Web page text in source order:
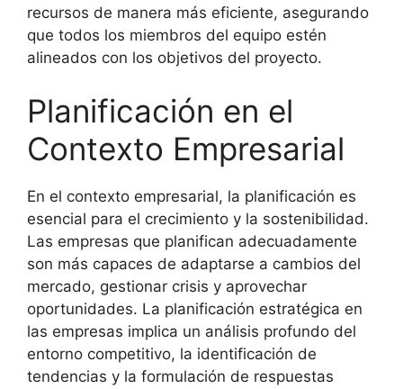
recursos de manera más eficiente, asegurando
que todos los miembros del equipo estén
alineados con los objetivos del proyecto.
Planificación en el
Contexto Empresarial
En el contexto empresarial, la planificación es
esencial para el crecimiento y la sostenibilidad.
Las empresas que planifican adecuadamente
son más capaces de adaptarse a cambios del
mercado, gestionar crisis y aprovechar
oportunidades. La planificación estratégica en
las empresas implica un análisis profundo del
entorno competitivo, la identificación de
tendencias y la formulación de respuestas